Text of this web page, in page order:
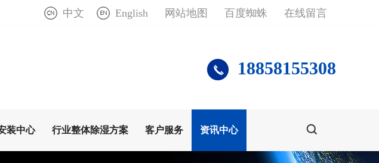
中文 English 网站地图 百度蜘蛛 在线留言
18858155308
装中心 行业整体除湿方案 客户服务 资讯中心